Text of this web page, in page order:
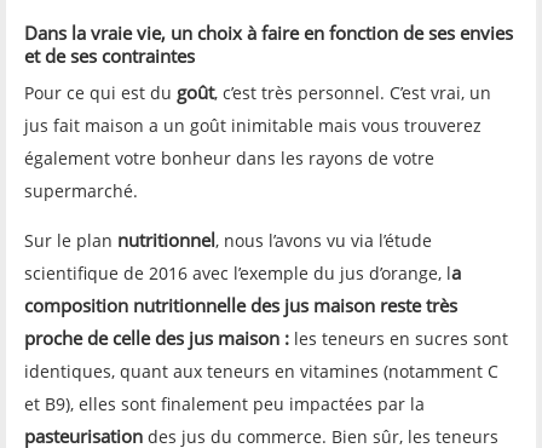
Dans la vraie vie, un choix à faire en fonction de ses envies
et de ses contraintes
Pour ce qui est du goût, c’est très personnel. C’est vrai, un
jus fait maison a un goût inimitable mais vous trouverez
également votre bonheur dans les rayons de votre
supermarché.
Sur le plan nutritionnel, nous l’avons vu via l’étude
scientifique de 2016 avec l’exemple du jus d’orange, la
composition nutritionnelle des jus maison reste très
proche de celle des jus maison : les teneurs en sucres sont
identiques, quant aux teneurs en vitamines (notamment C
et B9), elles sont finalement peu impactées par la
pasteurisation des jus du commerce. Bien sûr, les teneurs